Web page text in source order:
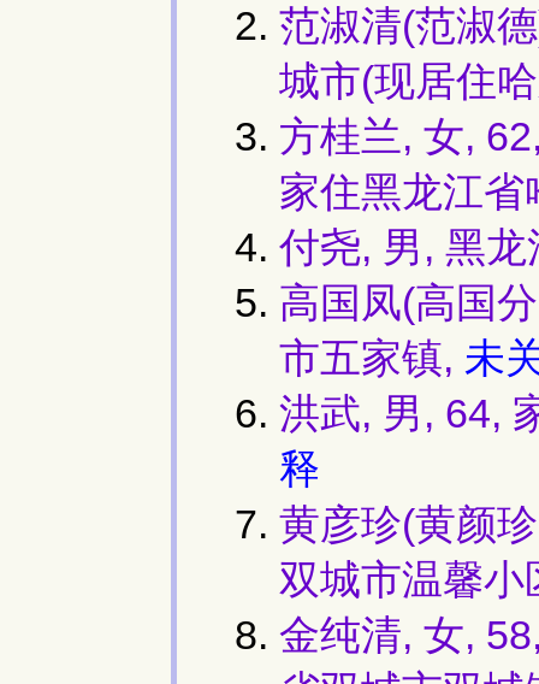
范淑清(范淑
城市(现居住
方桂兰, 女,
家住黑龙江
付尧, 男, 黑
高国凤(高国
市五家镇, 未
洪武, 男, 64,
释
黄彦珍(黄颜
双城市温馨小
金纯清, 女,